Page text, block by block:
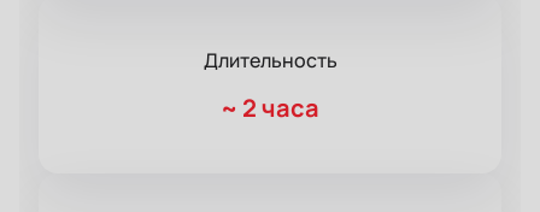
Длительность
~ 2 часа